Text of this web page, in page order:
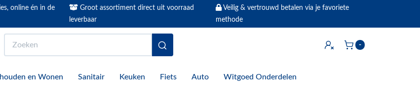
online én in de
Groot assortiment direct uit voorraad
leverbaar
Veilig & vertrouwd betalen via je favoriete
methode
Inloggen -
en Wonen Sanitair Keuken Fiets Auto Witgoed Onderdelen